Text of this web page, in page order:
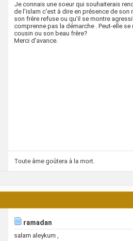
Je connais une soeur qui souhaiterais
de l'islam c'est à dire en présence de son
son frère refuse ou qu'il se montre
comprenne pas la démarche . Peut-elle
cousin ou son beau frère?
Merci d'avance.
Toute âme goûtera à la mort.
ramadan
salam aleykum ,